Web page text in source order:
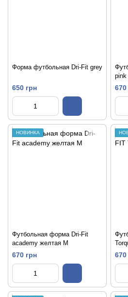
Форма футбольная Dri-Fit grey
650 грн
pink
670
НОВИНКА
Футбольная форма Dri-Fit
academy желтая М
670 грн 670